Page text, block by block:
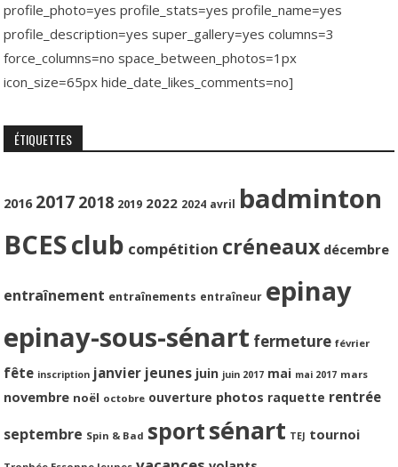
profile_photo=yes profile_stats=yes profile_name=yes
profile_description=yes super_gallery=yes columns=3
force_columns=no space_between_photos=1px
icon_size=65px hide_date_likes_comments=no]
ÉTIQUETTES
2016 2017 2018 2019 2022 2024 avril badminton
BCESclub compétition créneaux décembre
entraînement entraînements entraîneur epinay
epinay-sous-sénart fermeture février
fête inscription janvier jeunes juin juin 2017 mai mai 2017 mars
novembre noël octobre ouverture photos raquette rentrée
septembre Spin & Bad sportsénart TEJ tournoi